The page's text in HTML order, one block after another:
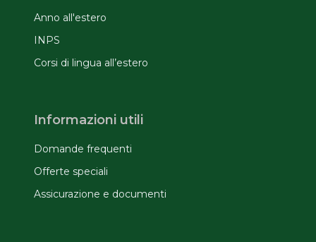
Anno all'estero
INPS
Corsi di lingua all’estero
Informazioni utili
Domande frequenti
Offerte speciali
Assicurazione e documenti